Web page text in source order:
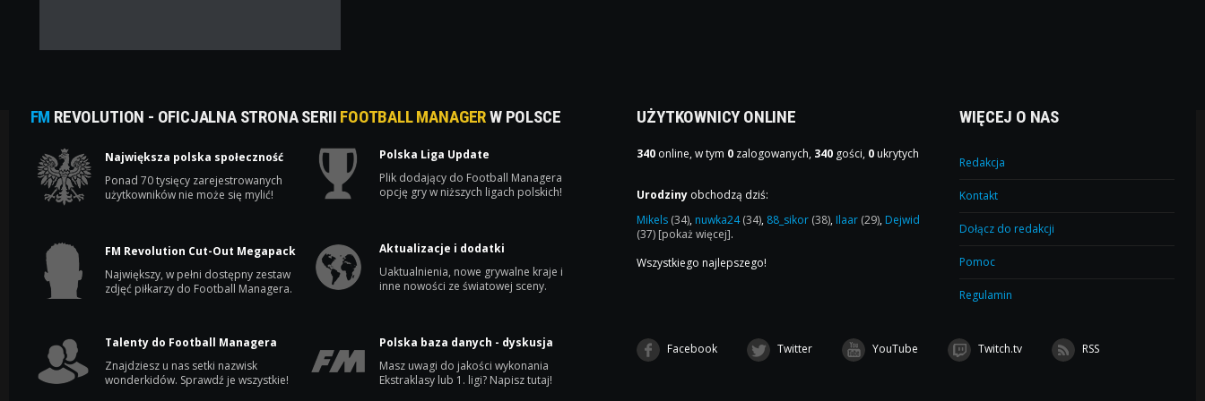
FM REVOLUTION - OFICJALNA STRONA SERII FOOTBALL MANAGERW POLSCE
Największa polska społeczność
Ponad 70 tysięcy zarejestrowanych
użytkowników nie może się mylić!
Polska Liga Update
Plik dodający do Football Managera
opcję gry w niższych ligach polskich!
FM Revolution Cut-Out Megapack
Największy, w pełni dostępny zestaw
zdjęć piłkarzy do Football Managera.
Aktualizacje i dodatki
Uaktualnienia, nowe grywalne kraje i
inne nowości ze światowej sceny.
Talenty do Football Managera
Znajdziesz u nas setki nazwisk
wonderkidów. Sprawdź je wszystkie!
Polska baza danych - dyskusja
Masz uwagi do jakości wykonania
Ekstraklasy lub 1. ligi? Napisz tutaj!
UŻYTKOWNICY ONLINE
340 online, w tym 0 zalogowanych, 340 gości, 0 ukrytych
Urodziny obchodzą dziś:
Mikels (34), nuwka24(34), 88_sikor (38), Ilaar (29), Dejwid
(37) [pokaż więcej].
Wszystkiego najlepszego!
WIĘCEJ O NAS
Redakcja
Kontakt
Dołącz do redakcji
Pomoc
Regulamin
Facebook Twitter YouTube Twitch.tv RSS